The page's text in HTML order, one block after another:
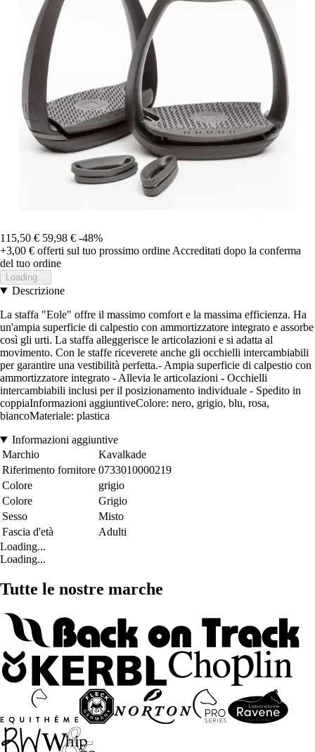
115,50 € 59,98 € -48%
+3,00 € offerti sul tuo prossimo ordine Accreditati dopo la conferma
del tuo ordine
Loading...
Descrizione
La staffa "Eole" offre il massimo comfort e la massima efficienza. Ha
un'ampia superficie di calpestio con ammortizzatore integrato e assorbe
così gli urti. La staffa alleggerisce le articolazioni e si adatta al
movimento. Con le staffe riceverete anche gli occhielli intercambiabili
per garantire una vestibilità perfetta.- Ampia superficie di calpestio con
ammortizzatore integrato - Allevia le articolazioni - Occhielli
intercambiabili inclusi per il posizionamento individuale - Spedito in
coppiaInformazioni aggiuntiveColore: nero, grigio, blu, rosa,
biancoMateriale: plastica
Informazioni aggiuntive
Marchio
Kavalkade
Riferimento fornitore 0733010000219
Colore
grigio
Colore
Grigio
Sesso
Misto
Fascia d'età
Adulti
Loading...
Loading...
Tutte le nostre marche